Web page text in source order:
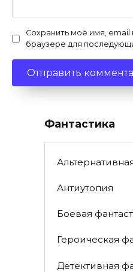
Сохранить моё имя, email
браузере для
Фантастика
Антиутопия
Боевая
Героическая
Детективная